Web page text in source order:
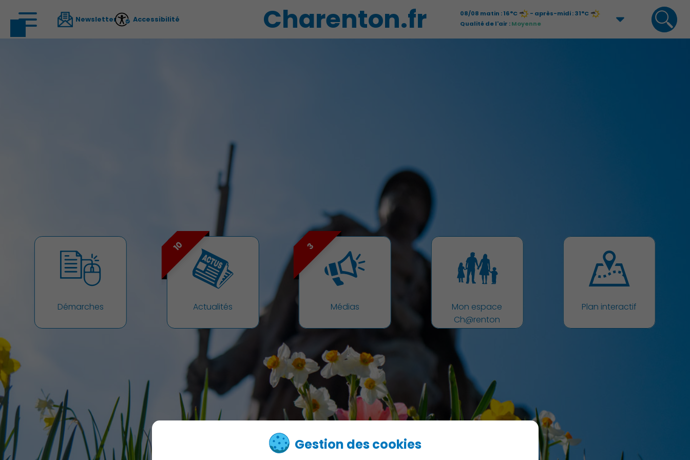
Newsletter Accessibilité Charenton.fr 08/08 matin : 16°C
- après-midi : 31°C
Qualité de l'air :Moyenne
Gestion des cookies
Démocratie locale
Famille
Environnement cadre de vie
Culture
Associations et Sports
Publication des actes
Démarches Actualités
10
Médias
3
Mon espace
Ch@renton
Plan interactif